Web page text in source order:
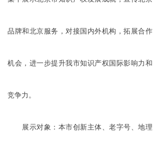
品牌和北京服务，对接国内外机构，拓展合作
机会，进一步提升我市知识产权国际影响力和
竞争力。
展示对象：本市创新主体、老字号、地理